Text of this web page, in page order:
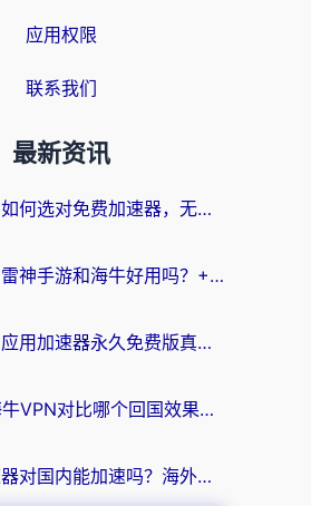
应用权限
联系我们
最新资讯
海外党必看：如何选对免费加速器，无缝访问国内资源不踩坑？
海外党必看：雷神手游和海牛好用吗？+3款热门加速器实测对比，附番茄加速器无缝回国指南
海外党必看：应用加速器永久免费版真的存在吗？教你选对回国加速器无缝刷国内资源
穿梭VPN和海牛VPN对比哪个回国效果更好？海外华人亲测3款热门加速器+避坑指南
在国外用加速器对国内能加速吗？海外党亲测有效的无缝访问指南